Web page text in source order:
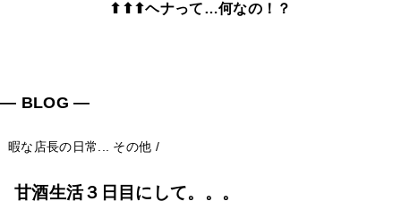
⬆⬆⬆ヘナって…何なの！？
― BLOG ―
暇な店長の日常... その他 /
甘酒生活３日目にして。。。